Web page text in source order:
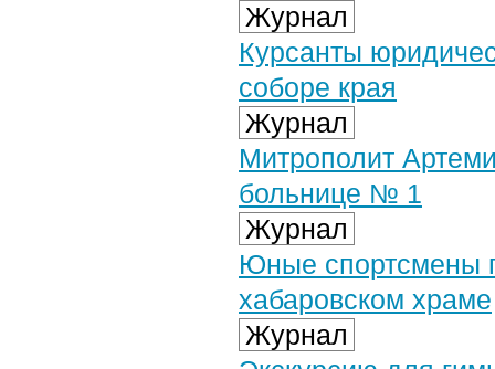
Журнал
Курсанты
соборе края
Журнал
Митрополит
больнице № 1
Журнал
Юные спортсмены
хабаровском храме
Журнал